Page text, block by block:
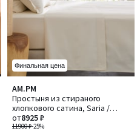
Финальная цена
AM.PM
Простыня из стираного
хлопкового сатина, Saria /
Сариа
11900 ₽-25%
от8925 ₽
3,5
/ 5
Количество
цветов:
2